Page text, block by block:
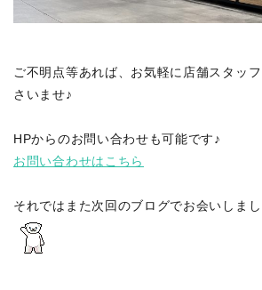
ご不明点等あれば、お気軽に店舗スタッ
さいませ♪
HPからのお問い合わせも可能です♪
お問い合わせはこちら
それではまた次回のブログでお会いしまし